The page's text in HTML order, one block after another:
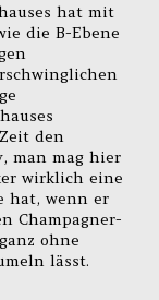
hat mit
die B-Ebene
den
man mag hier
wirklich eine
hat, wenn er
Champagner-
ohne
lässt.